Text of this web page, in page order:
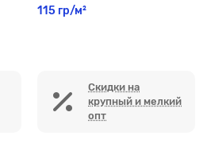
115 гр/м²
Скидки на
крупный и мелкий
опт